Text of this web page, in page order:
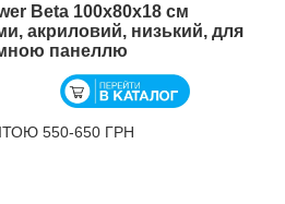
Beta 100x80х18 см
акриловий, низький, для
панеллю
550-650 ГРН